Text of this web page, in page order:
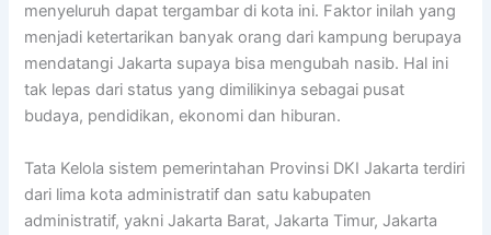
menyeluruh dapat tergambar di kota ini. Faktor inilah yang
menjadi ketertarikan banyak orang dari kampung berupaya
mendatangi Jakarta supaya bisa mengubah nasib. Hal ini
tak lepas dari status yang dimilikinya sebagai pusat
budaya, pendidikan, ekonomi dan hiburan.
Tata Kelola sistem pemerintahan Provinsi DKI Jakarta terdiri
dari lima kota administratif dan satu kabupaten
administratif, yakni Jakarta Barat, Jakarta Timur, Jakarta